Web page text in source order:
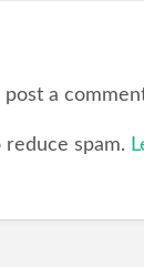
post a
spam.